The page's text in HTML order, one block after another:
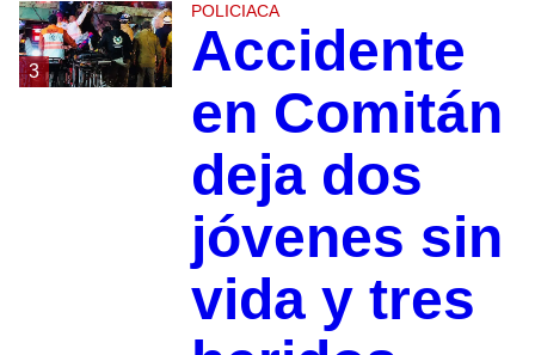
3
POLICIACA
Accidente
en Comitán
deja dos
jóvenes sin
vida y tres